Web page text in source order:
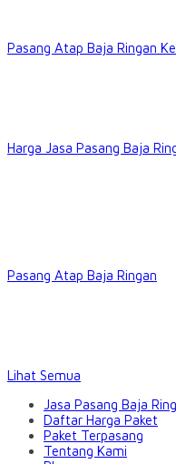
Pasang Atap Baja Ringan
Harga Jasa Pasang Baja
Pasang Atap Baja Ringan
Lihat Semua
Jasa Pasang Baja
Daftar Harga Paket
Paket Terpasang
Tentang Kami